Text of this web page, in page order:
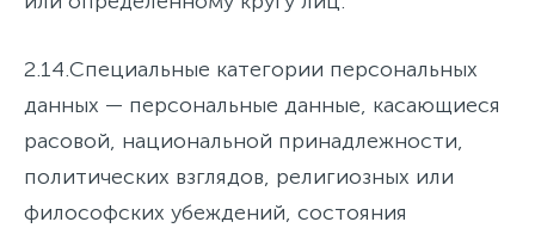
2.14.Специальные категории персональных
данных — персональные данные, касающиеся
расовой, национальной принадлежности,
политических взглядов, религиозных или
философских убеждений, состояния